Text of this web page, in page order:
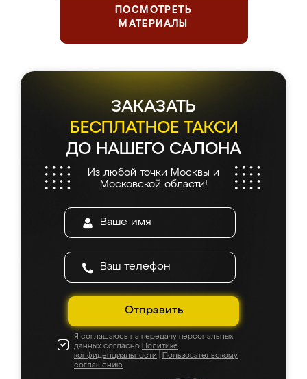
ПОСМОТРЕТЬ
МАТЕРИАЛЫ
ЗАКАЗАТЬ
БЕСПЛАТНОЕ ТАКСИ
ДО НАШЕГО САЛОНА
Из любой точки Москвы и
Московской области!
Отправить
Я соглашаюсь на передачу персональных
данных согласно Политике
конфиденциальности
Пользовательскому
соглашению